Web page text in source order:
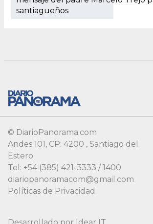
santiagueños
© DiarioPanorama.com
Andes 101, CP: 4200 , Santiago del
Estero
Tel: +54 (385) 421-3333 / 1400
diariopanoramacom@gmail.com
Políticas de Privacidad